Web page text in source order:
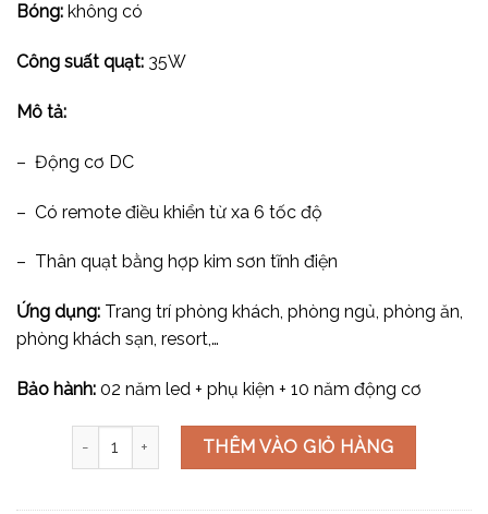
Bóng: không có
Công suất quạt: 35W
Mô tả:
– Động cơ DC
– Có remote điều khiển từ xa 6 tốc độ
– Thân quạt bằng hợp kim sơn tĩnh điện
Ứng dụng: Trang trí phòng khách, phòng ngủ, phòng ăn,
phòng khách sạn, resort,…
Bảo hành: 02 năm led + phụ kiện + 10 năm động cơ
Quạt sát trần QT521442 số lượng
THÊM VÀO GIỎ HÀNG